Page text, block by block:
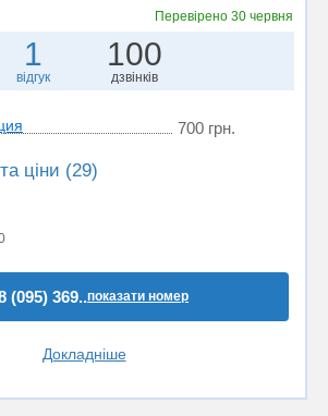
Перевірено30 червня
1
відгук
100
дзвінків
700 грн.
ціни (29)
(095) 369..показати номер
Докладніше